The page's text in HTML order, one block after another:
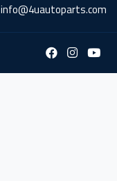
info@4uautoparts.com